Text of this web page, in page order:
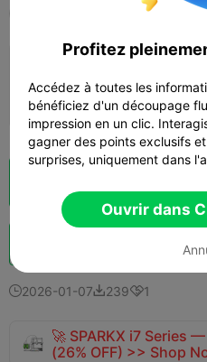
K2 Plus K2
15h 31m
147
2026-01-072391
🚀 SPARKX i7 Series
(26% OFF) >> Shop
Profitez
Accédez à toutes les
bénéficiez d'un découpage
impression en un clic.
gagner des points exclusifs
surprises, uniquement dans
Ouvrir dans